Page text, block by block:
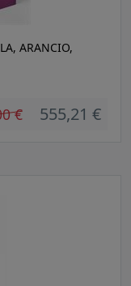
ARANCIO,
€ 555,21 €